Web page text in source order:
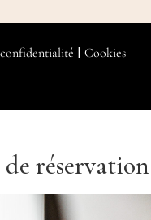
| Cookies
réservation